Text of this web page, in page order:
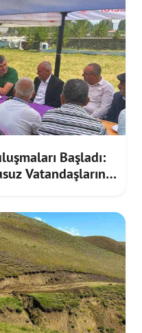
Başladı:
Vatandaşların